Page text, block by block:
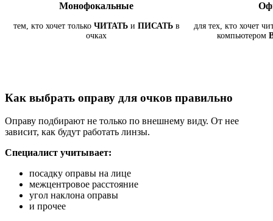
Монофокальные
тем, кто хочет только ЧИТАТЬи ПИСАТЬв
очках
для тех, кто хочет
компьютером
Как выбрать оправу для очков правильно
Оправу подбирают не только по внешнему виду. От нее
зависит, как будут работать линзы.
Специалист учитывает:
посадку оправы на лице
межцентровое расстояние
угол наклона оправы
и прочее